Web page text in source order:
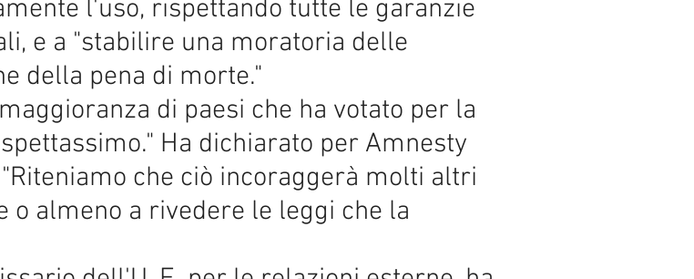
l'uso, rispettando tutte le garanzie
e a "stabilire una moratoria delle
della pena di morte."
di paesi che ha votato per la
Ha dichiarato per Amnesty
che ciò incoraggerà molti altri
o almeno a rivedere le leggi che la